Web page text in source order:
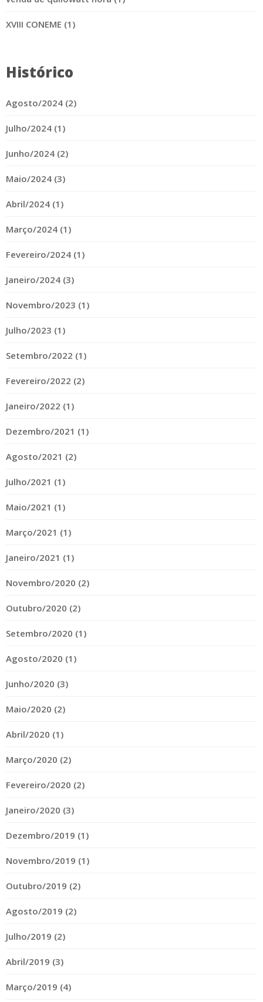
XVIII CONEME (1)
Histórico
Agosto/2024 (2)
Julho/2024 (1)
Junho/2024 (2)
Maio/2024 (3)
Abril/2024 (1)
Março/2024 (1)
Fevereiro/2024 (1)
Janeiro/2024 (3)
Novembro/2023 (1)
Julho/2023 (1)
Setembro/2022 (1)
Fevereiro/2022 (2)
Janeiro/2022 (1)
Dezembro/2021 (1)
Agosto/2021 (2)
Julho/2021 (1)
Maio/2021 (1)
Março/2021 (1)
Janeiro/2021 (1)
Novembro/2020 (2)
Outubro/2020 (2)
Setembro/2020 (1)
Agosto/2020 (1)
Junho/2020 (3)
Maio/2020 (2)
Abril/2020 (1)
Março/2020 (2)
Fevereiro/2020 (2)
Janeiro/2020 (3)
Dezembro/2019 (1)
Novembro/2019 (1)
Outubro/2019 (2)
Agosto/2019 (2)
Julho/2019 (2)
Abril/2019 (3)
Março/2019 (4)